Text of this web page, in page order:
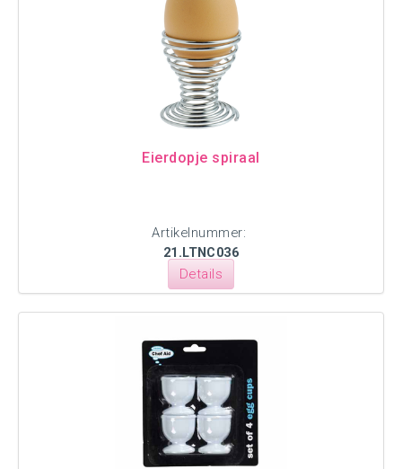
Eierdopje spiraal
Artikelnummer:
21.LTNC036
Details